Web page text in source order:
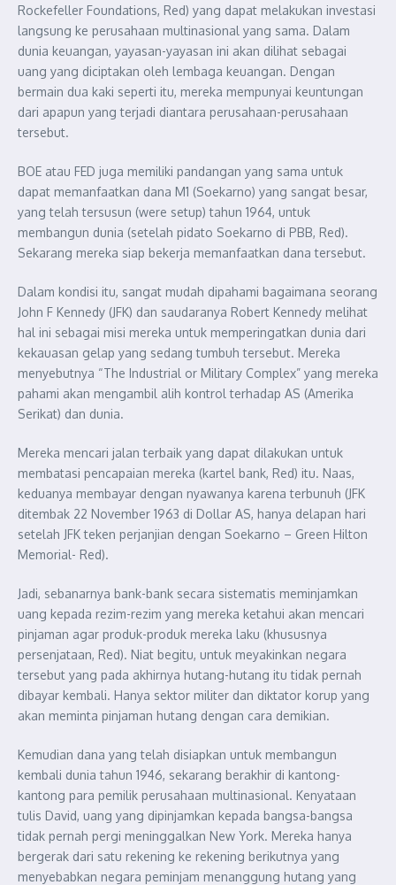
Rockefeller Foundations, Red) yang dapat melakukan investasi
langsung ke perusahaan multinasional yang sama. Dalam
dunia keuangan, yayasan-yayasan ini akan dilihat sebagai
uang yang diciptakan oleh lembaga keuangan. Dengan
bermain dua kaki seperti itu, mereka mempunyai keuntungan
dari apapun yang terjadi diantara perusahaan-perusahaan
tersebut.
BOE atau FED juga memiliki pandangan yang sama untuk
dapat memanfaatkan dana M1 (Soekarno) yang sangat besar,
yang telah tersusun (were setup) tahun 1964, untuk
membangun dunia (setelah pidato Soekarno di PBB, Red).
Sekarang mereka siap bekerja memanfaatkan dana tersebut.
Dalam kondisi itu, sangat mudah dipahami bagaimana seorang
John F Kennedy (JFK) dan saudaranya Robert Kennedy melihat
hal ini sebagai misi mereka untuk memperingatkan dunia dari
kekauasan gelap yang sedang tumbuh tersebut. Mereka
menyebutnya “The Industrial or Military Complex” yang mereka
pahami akan mengambil alih kontrol terhadap AS (Amerika
Serikat) dan dunia.
Mereka mencari jalan terbaik yang dapat dilakukan untuk
membatasi pencapaian mereka (kartel bank, Red) itu. Naas,
keduanya membayar dengan nyawanya karena terbunuh (JFK
ditembak 22 November 1963 di Dollar AS, hanya delapan hari
setelah JFK teken perjanjian dengan Soekarno – Green Hilton
Memorial- Red).
Jadi, sebanarnya bank-bank secara sistematis meminjamkan
uang kepada rezim-rezim yang mereka ketahui akan mencari
pinjaman agar produk-produk mereka laku (khususnya
persenjataan, Red). Niat begitu, untuk meyakinkan negara
tersebut yang pada akhirnya hutang-hutang itu tidak pernah
dibayar kembali. Hanya sektor militer dan diktator korup yang
akan meminta pinjaman hutang dengan cara demikian.
Kemudian dana yang telah disiapkan untuk membangun
kembali dunia tahun 1946, sekarang berakhir di kantong-
kantong para pemilik perusahaan multinasional. Kenyataan
tulis David, uang yang dipinjamkan kepada bangsa-bangsa
tidak pernah pergi meninggalkan New York. Mereka hanya
bergerak dari satu rekening ke rekening berikutnya yang
menyebabkan negara peminjam menanggung hutang yang